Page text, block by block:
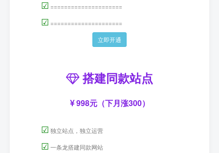
☑ =====================
☑ =====================
立即开通
搭建同款站点
998元（下月涨300）
☑ 独立站点，独立运营
☑ 一条龙搭建同款网站